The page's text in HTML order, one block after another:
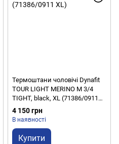
Термоштани чоловічі Dynafit
TOUR LIGHT MERINO M 3/4
TIGHT, black, XL (71386/0911
XL)
4 150 грн
В наявності
Купити